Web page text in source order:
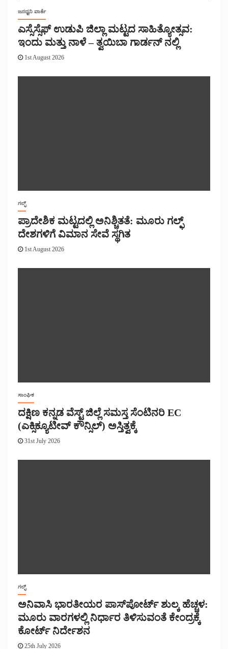
ಜನಧ್ವನಿ ವಾರ್ತೆ
ಎಸ್ಸೆಸ್ಸೆಫ್ ಉಡುಪಿ ಜಿಲ್ಲಾ ಮಟ್ಟದ ಸಾಹಿತ್ಯೋತ್ಸವ:
ಇಂದು ಮತ್ತು ನಾಳೆ – ತ್ವಯಿಬಾ ಗಾರ್ಡನ್ ನಲ್ಲಿ
1st August 2026
ಗಲ್ಫ್
ಪ್ರಾದೇಶಿಕ ಮಟ್ಟದಲ್ಲಿ ಅನಿಶ್ಚಿತತೆ: ಮೂರು ಗಲ್ಫ್
ದೇಶಗಳಿಗೆ ವಿಮಾನ ಸೇವೆ ಸ್ಥಗಿತ
1st August 2026
ಸಾಂಘಿಕ
ದಕ್ಷಿಣ ಕನ್ನಡ ವೆಸ್ಟ್ ಜಿಲ್ಲೆ ಸಮಸ್ತ ಸೆಂಟಿನರಿ EC
(ಎಕ್ಸಿಕ್ಯೂಟೀವ್ ಕೌನ್ಸಿಲ್) ಅಸ್ತಿತ್ವಕ್ಕೆ
31st July 2026
ಗಲ್ಫ್
ಅನಿವಾಸಿ ಭಾರತೀಯರ ಪಾಸ್‌ಪೋರ್ಟ್ ಶುಲ್ಕ ಹೆಚ್ಚಳ:
ಮೂರು ವಾರಗಳಲ್ಲಿ ನಿರ್ಧಾರ ತಿಳಿಸುವಂತೆ ಕೇಂದ್ರಕ್ಕೆ
ಕೋರ್ಟ್ ನಿರ್ದೇಶನ
25th July 2026